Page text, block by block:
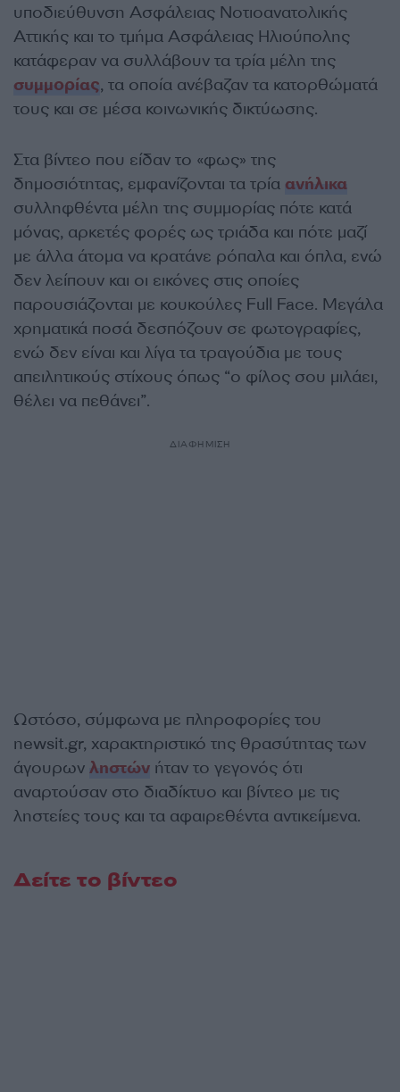
υποδιεύθυνση Ασφάλειας Νοτιοανατολικής
Αττικής και το τμήμα Ασφάλειας Ηλιούπολης
κατάφεραν να συλλάβουν τα τρία μέλη της
συμμορίας, τα οποία ανέβαζαν τα κατορθώματά
τους και σε μέσα κοινωνικής δικτύωσης.
Στα βίντεο που είδαν το «φως» της
δημοσιότητας, εμφανίζονται τα τρία ανήλικα
συλληφθέντα μέλη της συμμορίας πότε κατά
μόνας, αρκετές φορές ως τριάδα και πότε μαζί
με άλλα άτομα να κρατάνε ρόπαλα και όπλα, ενώ
δεν λείπουν και οι εικόνες στις οποίες
παρουσιάζονται με κουκούλες Full Face. Μεγάλα
χρηματικά ποσά δεσπόζουν σε φωτογραφίες,
ενώ δεν είναι και λίγα τα τραγούδια με τους
απειλητικούς στίχους όπως “ο φίλος σου μιλάει,
θέλει να πεθάνει”.
ΔΙΑΦΗΜΙΣΗ
Ωστόσο, σύμφωνα με πληροφορίες του
newsit.gr, χαρακτηριστικό της θρασύτητας των
άγουρων ληστών ήταν το γεγονός ότι
αναρτούσαν στο διαδίκτυο και βίντεο με τις
ληστείες τους και τα αφαιρεθέντα αντικείμενα.
Δείτε το βίντεο